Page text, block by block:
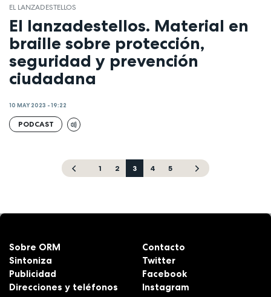
EL LANZADESTELLOS
El lanzadestellos. Material en
braille sobre protección,
seguridad y prevención
ciudadana
10 MAY 2023 - 19:22
PODCAST
1 2 3 4 5
Sobre ORM
Sintoniza
Publicidad
Direcciones y teléfonos
Contacto
Twitter
Facebook
Instagram